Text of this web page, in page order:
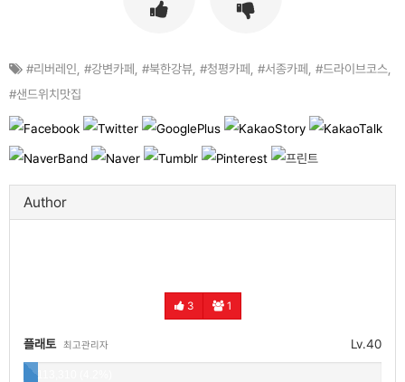
#리버레인 #강변카페 #북한강뷰 #청평카페 #서종카페 #드라이브코스
#샌드위치맛집
Author
3 1
Lv.40
플래토 최고관리자
113,310 (4.2%)